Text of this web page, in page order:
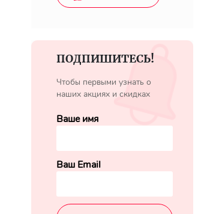
ПОДПИШИТЕСЬ!
Чтобы первыми узнать о
наших акциях и скидках
Ваше имя
Ваш Email